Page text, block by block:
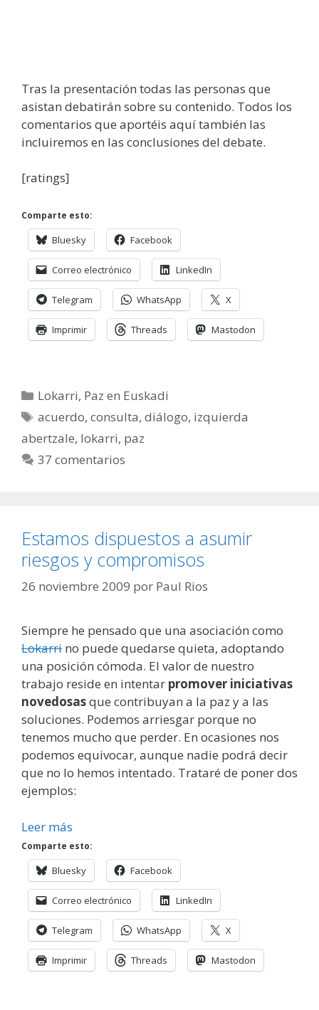
Tras la presentación todas las personas que
asistan debatirán sobre su contenido. Todos los
comentarios que aportéis aquí también las
incluiremos en las conclusiones del debate.
[ratings]
Comparte esto:
Bluesky Facebook
Correo electrónico LinkedIn
Telegram WhatsApp X
Imprimir Threads Mastodon
Categorías
Lokarri, Paz en Euskadi
Etiquetas
acuerdo,consulta,diálogo, izquierda
abertzale, lokarri, paz
37 comentarios
Estamos dispuestos a asumir
riesgos y compromisos
26 noviembre 2009 por Paul Rios
Siempre he pensado que una asociación como
Lokarri no puede quedarse quieta, adoptando
una posición cómoda. El valor de nuestro
trabajo reside en intentar promover iniciativas
novedosasque contribuyan a la paz y a las
soluciones. Podemos arriesgar porque no
tenemos mucho que perder. En ocasiones nos
podemos equivocar, aunque nadie podrá decir
que no lo hemos intentado. Trataré de poner dos
ejemplos:
Leer más
Comparte esto:
Bluesky Facebook
Correo electrónico LinkedIn
Telegram WhatsApp X
Imprimir Threads Mastodon